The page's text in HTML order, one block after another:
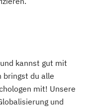
kannst gut mit
bringst du alle
mit! Unsere
und